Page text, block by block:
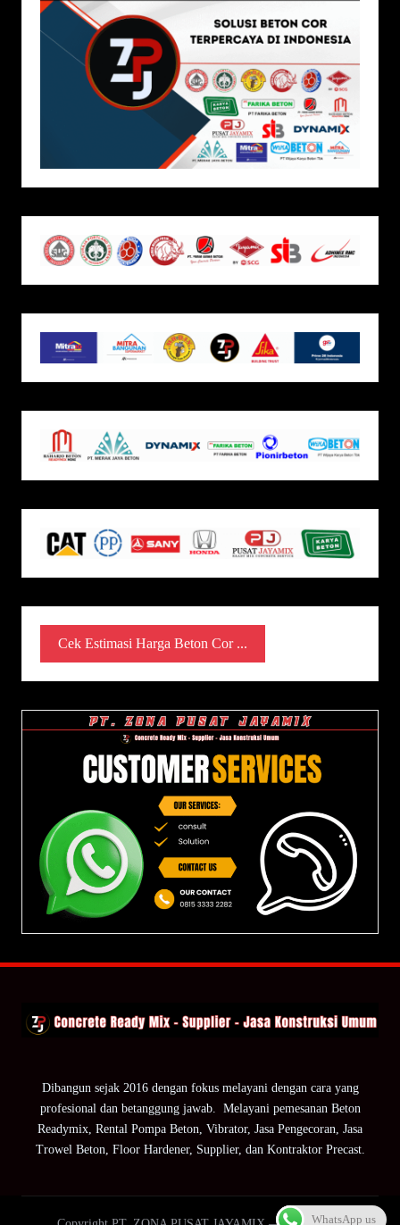
Cek Estimasi Harga Beton Cor ...
Dibangun sejak 2016 dengan fokus melayani dengan cara yang
profesional dan betanggung jawab. Melayani pemesanan Beton
Readymix, Rental Pompa Beton, Vibrator, Jasa Pengecoran, Jasa
Trowel Beton, Floor Hardener, Supplier, dan Kontraktor Precast.
WhatsApp us